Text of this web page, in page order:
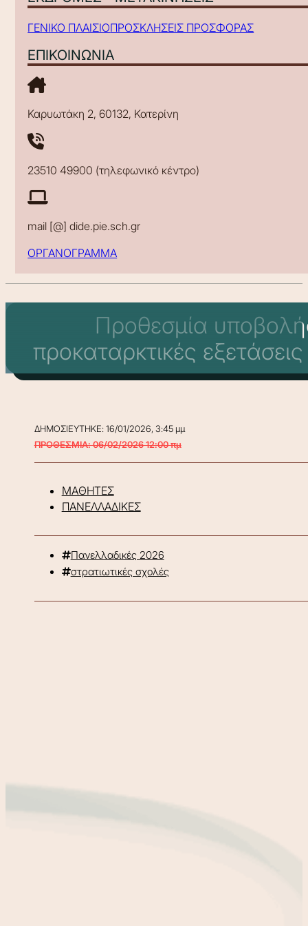
ΓΕΝΙΚΟ ΠΛΑΙΣΙΟΠΡΟΣΚΛΗΣΕΙΣ ΠΡΟΣΦΟΡΑΣ
ΕΠΙΚΟΙΝΩΝΙΑ
Καρυωτάκη 2, 60132, Κατερίνη
23510 49900 (τηλεφωνικό κέντρο)
mail [@] dide.pie.sch.gr
ΟΡΓΑΝΟΓΡΑΜΜΑ
Προθεσμία
προκαταρκτικές
ΔΗΜΟΣΙΕΥΤΗΚΕ: 16/01/2026, 3:45 μμ
ΠΡΟΘΕΣΜΙΑ: 06/02/2026 12:00 πμ
ΜΑΘΗΤΕΣ
ΠΑΝΕΛΛΑΔΙΚΕΣ
Πανελλαδικές 2026
στρατιωτικές σχολές